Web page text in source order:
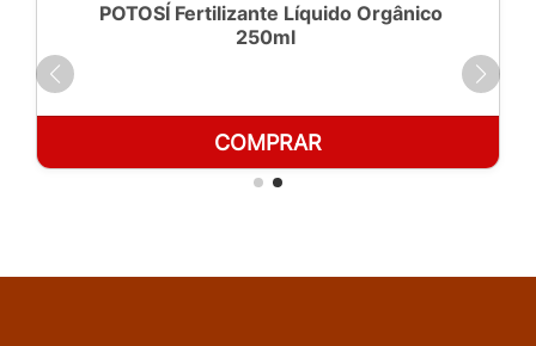
POTOSÍ Fertilizante Líquido Orgânico
250ml
COMPRAR